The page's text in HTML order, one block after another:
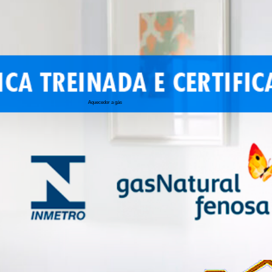
conserto de
conserto de
conserto
conserto de
conserto
conserto de
manutenção
conserto de
Aquecedor a gás